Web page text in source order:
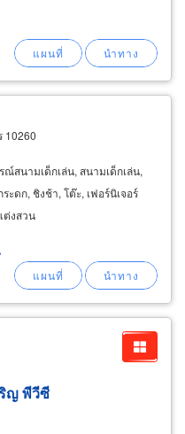
10260
สนามเด็กเล่น, สนามเด็กเล่น,
ดก, ชิงช้า, โต๊ะ, เฟอร์นิเจอร์
ต่งสวน
ริญ พีวีซี